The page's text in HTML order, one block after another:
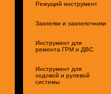
Режущий инструмент
Заклепки и заклепочники
Инструмент для
ремонта ГРМ и ДВС
Инструмент для
ходовой и рулевой
системы